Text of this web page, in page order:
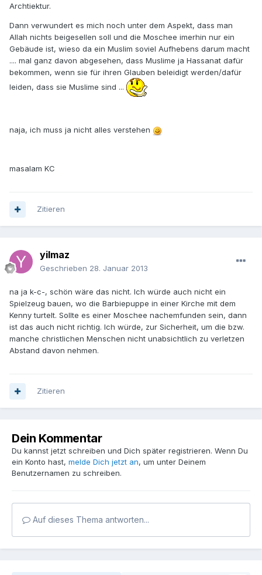
Archtiektur.
Dann verwundert es mich noch unter dem Aspekt, dass man
Allah nichts beigesellen soll und die Moschee imerhin nur ein
Gebäude ist, wieso da ein Muslim soviel Aufhebens darum macht
.... mal ganz davon abgesehen, dass Muslime ja Hassanat dafür
bekommen, wenn sie für ihren Glauben beleidigt werden/dafür
leiden, dass sie Muslime sind ...
naja, ich muss ja nicht alles verstehen
masalam KC
Zitieren
yilmaz
Geschrieben 28. Januar 2013
na ja k-c-, schön wäre das nicht. Ich würde auch nicht ein
Spielzeug bauen, wo die Barbiepuppe in einer Kirche mit dem
Kenny turtelt. Sollte es einer Moschee nachemfunden sein, dann
ist das auch nicht richtig. Ich würde, zur Sicherheit, um die bzw.
manche christlichen Menschen nicht unabsichtlich zu verletzen
Abstand davon nehmen.
Zitieren
Dein Kommentar
Du kannst jetzt schreiben und Dich später registrieren. Wenn Du
ein Konto hast, melde Dich jetzt an, um unter Deinem
Benutzernamen zu schreiben.
Auf dieses Thema antworten...